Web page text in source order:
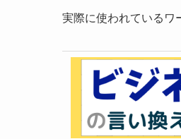
実際に使われているワ